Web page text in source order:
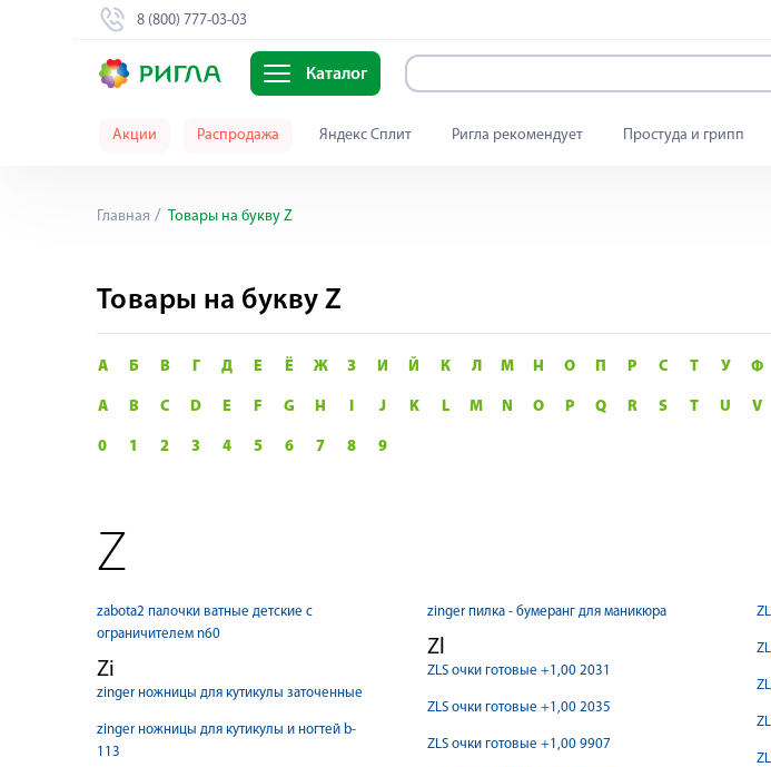
8 (800) 777-03-03
Каталог
Акции Распродажа Яндекс Сплит Ригла рекомендует Простуда и грипп
Главная Товары на букву Z
Товары на букву Z
А Б В Г Д Е Ё Ж З И Й К Л М Н О П Р С Т У Ф
A B C D E F G H I J K L M N O P Q R S T U V
0 1 2 3 4 5 6 7 8 9
Z
zabota2 палочки ватные детские с
ограничителем n60
Zi
zinger ножницы для кутикулы заточенные
zinger ножницы для кутикулы и ногтей b-
113
zinger пилка - бумеранг для маникюра
Zl
ZLS очки готовые +1,00 2031
ZLS очки готовые +1,00 2035
ZLS очки готовые +1,00 9907